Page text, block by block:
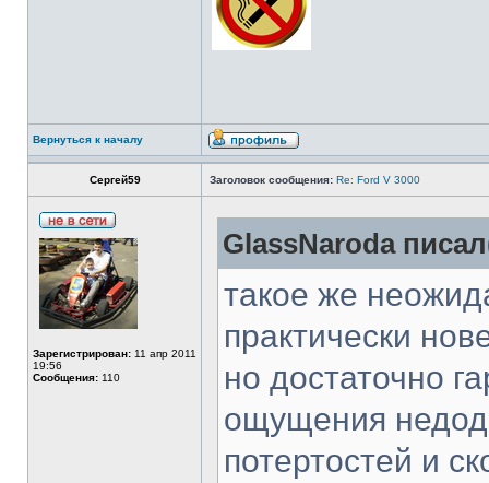
Вернуться к началу
Сергей59 Заголовок сообщения: Re: Ford V 3000
Зарегистрирован: 11 апр 2011
19:56
Сообщения: 110
GlassNaroda
такое же
практически
но достаточно
ощущения
потертостей и